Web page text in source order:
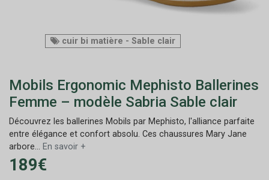
cuir bi matière - Sable clair
Mobils Ergonomic Mephisto Ballerines
Femme – modèle Sabria Sable clair
Découvrez les ballerines Mobils par Mephisto, l'alliance parfaite
entre élégance et confort absolu. Ces chaussures Mary Jane
arbore... En savoir +
189€